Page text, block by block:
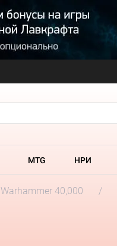
MTG НРИ
Warhammer 40,000